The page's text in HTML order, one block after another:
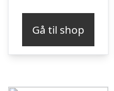
Gå til shop